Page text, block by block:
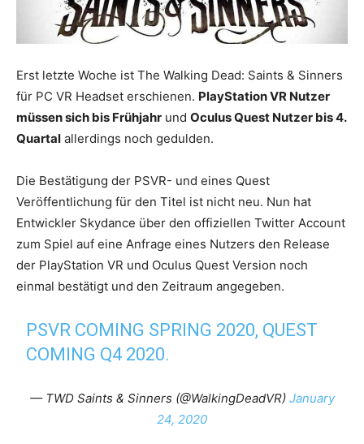
Erst letzte Woche ist The Walking Dead: Saints & Sinners
für PC VR Headset erschienen. PlayStation VR Nutzer
müssen sich bis Frühjahr und Oculus Quest Nutzer bis 4.
Quartal allerdings noch gedulden.
Die Bestätigung der PSVR- und eines Quest
Veröffentlichung für den Titel ist nicht neu. Nun hat
Entwickler Skydance über den offiziellen Twitter Account
zum Spiel auf eine Anfrage eines Nutzers den Release
der PlayStation VR und Oculus Quest Version noch
einmal bestätigt und den Zeitraum angegeben.
PSVR COMING SPRING 2020, QUEST
COMING Q4 2020.
— TWD Saints & Sinners (@WalkingDeadVR) January
24, 2020